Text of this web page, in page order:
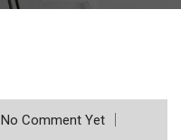
No Comment Yet